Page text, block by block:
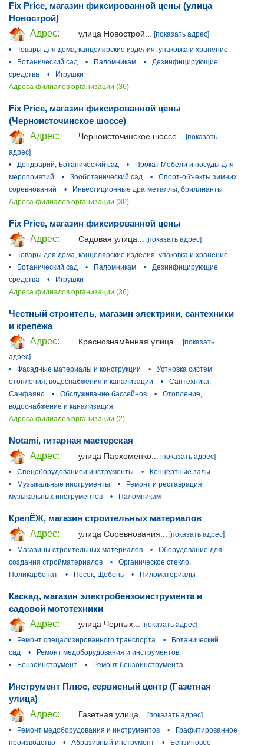
Fix Price, магазин фиксированной цены (улица
Новострой)
Адрес:
улица Новострой... [показать адрес]
•
Товары для дома, канцелярские изделия, упаковка и хранение
•
Ботанический сад • Паломникам •
Дезинфицирующие
средства
•
Игрушки
Адреса филиалов организации (36)
Fix Price, магазин фиксированной цены
(Черноисточинское шоссе)
Адрес:
Черноисточинское шоссе...
[показать
адрес]
•
Дендрарий, Ботанический сад •
Прокат Мебели и посуды для
мероприятий
• Зооботанический сад •
Спорт-объекты зимних
соревнований
•
Инвестиционные драгметаллы, бриллианты
Адреса филиалов организации (36)
Fix Price, магазин фиксированной цены
Адрес:
Садовая улица...
[показать адрес]
•
Товары для дома, канцелярские изделия, упаковка и хранение
•
Ботанический сад • Паломникам •
Дезинфицирующие
средства
•
Игрушки
Адреса филиалов организации (36)
Честный строитель, магазин электрики, сантехники
и крепежа
Адрес:
Краснознамённая улица...
[показать
адрес]
•
Фасадные материалы и конструкции •
Устновка систем
отопления, водоснабжения и канализации
•
Сантехника,
Санфаянс
• Обслуживание бассейнов •
Отопление,
водоснабжение и канализация
Адреса филиалов организации (2)
Notami, гитарная мастерская
Адрес:
улица Пархоменко... [показать адрес]
•
Спецоборудованиеи инструменты •
Концертные залы
•
Музыкальные инструменты •
Ремонт и реставрация
музыкальных инструментов
• Паломникам
КрепЁЖ, магазин строительных материалов
Адрес:
улица Соревнования... [показать адрес]
•
Магазины строительных материалов •
Оборудование для
создания стройматериалов
•
Органическое стекло,
Поликарбонат
• Песок, Щебень • Пиломатериалы
Каскад, магазин электробензоинструмента и
садовой мототехники
Адрес:
улица Черных...
[показать адрес]
•
Ремонт спецализированного транспорта •
Ботанический
сад
•
Ремонт медоборудования и инструментов
•
Бензоинструмент • Ремонт бензоинструмента
Инструмент Плюс, сервисный центр (Газетная
улица)
Адрес:
Газетная улица...
[показать адрес]
•
Ремонт медоборудования и инструментов •
Графитированное
производство
• Абразивный инструмент • Бензиновое